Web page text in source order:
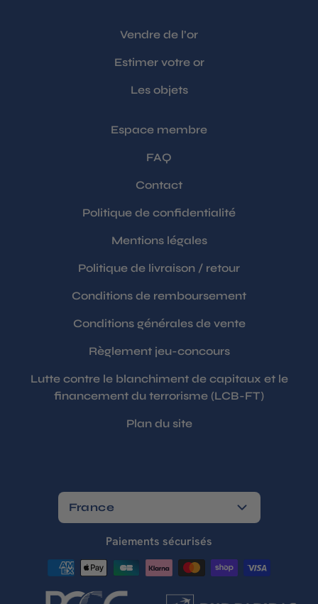
Vendre de l’or
Estimer votre or
Les objets
Espace membre
FAQ
Contact
Politique de confidentialité
Mentions légales
Politique de livraison / retour
Conditions de remboursement
Conditions générales de vente
Règlement jeu-concours
Lutte contre le blanchiment de capitaux et le
financement du terrorisme (LCB-FT)
Plan du site
France
Paiements sécurisés